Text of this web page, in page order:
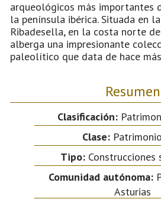
arqueológicos más importantes
la península ibérica. Situada en
Ribadesella, en la costa norte
alberga una impresionante
paleolítico que data de hace
Resumen
Clasificación:
Clase:
Tipo: Construcciones
Comunidad autónoma:
Asturias